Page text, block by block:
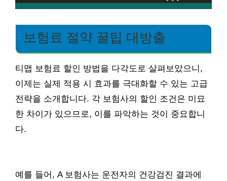
보험료 절약 꿀팁 대방출
티맵 보험료 할인 방법을 다각도로 살펴보았으니,
이제는 실제 적용 시 효과를 극대화할 수 있는 고급
전략을 소개합니다. 각 보험사의 할인 조건은 미묘
한 차이가 있으므로, 이를 파악하는 것이 중요합니
다.
예를 들어, A 보험사는 운전자의 건강검진 결과에